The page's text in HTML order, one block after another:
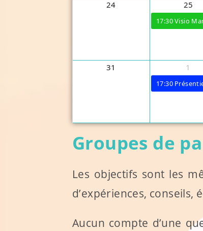
24 25
17:30Visio
31 1
17:30
Groupes de
Les objectifs sont les
d’expériences,
Aucun compte d’une